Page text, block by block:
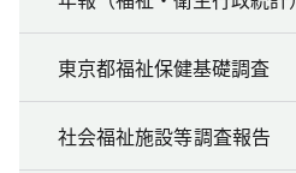
東京都福祉保健基礎調査
社会福祉施設等調査報告